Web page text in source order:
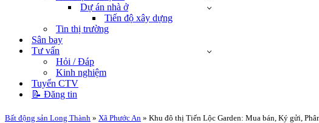
Dự án nhà ở
Tiến độ xây dựng
Tin thị trường
Sân bay
Tư vấn
Hỏi / Đáp
Kinh nghiệm
Tuyển CTV
📝 Đăng tin
Bất động sản Long Thành » Xã Phước An » Khu đô thị Tiến Lộc Garden: Mua bán, Ký gửi,